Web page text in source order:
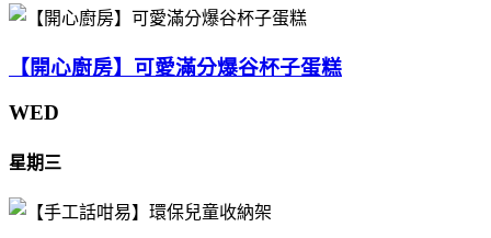
【開心廚房】可愛滿分爆谷杯子蛋糕
WED
星期三